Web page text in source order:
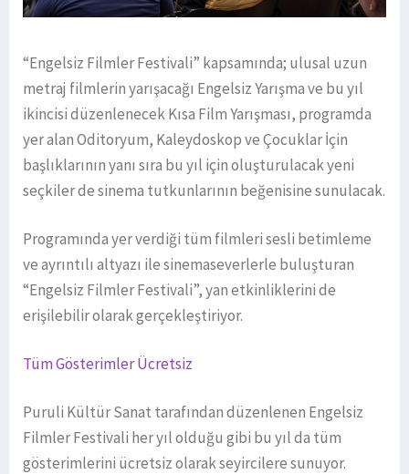
“Engelsiz Filmler Festivali” kapsamında; ulusal uzun
metraj filmlerin yarışacağı Engelsiz Yarışma ve bu yıl
ikincisi düzenlenecek Kısa Film Yarışması, programda
yer alan Oditoryum, Kaleydoskop ve Çocuklar İçin
başlıklarının yanı sıra bu yıl için oluşturulacak yeni
seçkiler de sinema tutkunlarının beğenisine sunulacak.
Programında yer verdiği tüm filmleri sesli betimleme
ve ayrıntılı altyazı ile sinemaseverlerle buluşturan
“Engelsiz Filmler Festivali”, yan etkinliklerini de
erişilebilir olarak gerçekleştiriyor.
Tüm Gösterimler Ücretsiz
Puruli Kültür Sanat tarafından düzenlenen Engelsiz
Filmler Festivali her yıl olduğu gibi bu yıl da tüm
gösterimlerini ücretsiz olarak seyircilere sunuyor.